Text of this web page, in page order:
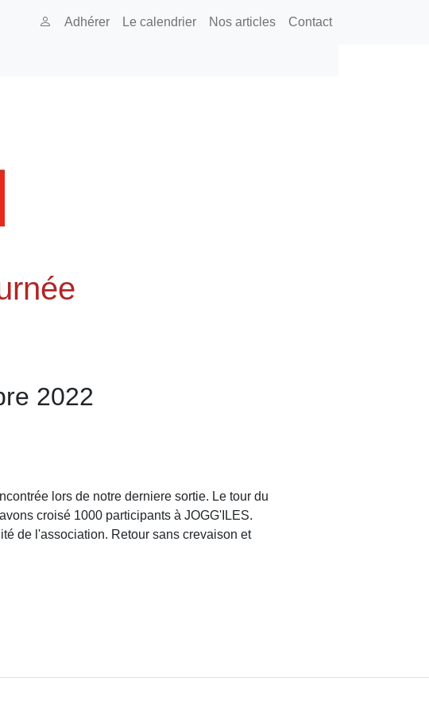
Adhérer Le calendrier Nos articles Contact
2022
lors de notre derniere sortie. Le tour du
croisé 1000 participants à JOGG'ILES.
de l'association. Retour sans crevaison et